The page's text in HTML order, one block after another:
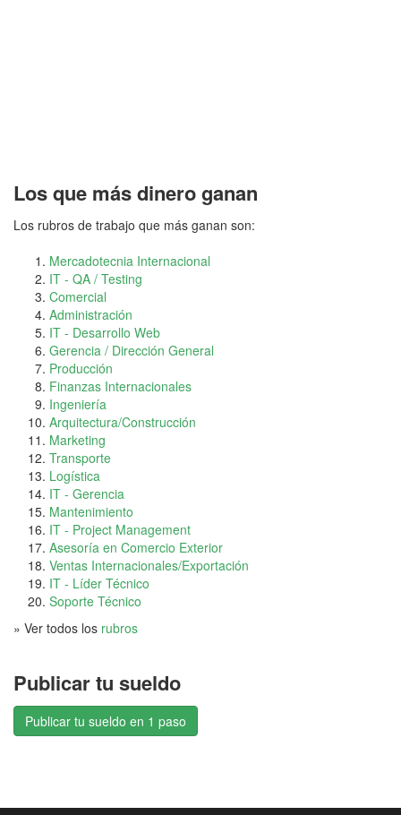
Los que más dinero ganan
Los rubros de trabajo que más ganan son:
Mercadotecnia Internacional
IT - QA / Testing
Comercial
Administración
IT - Desarrollo Web
Gerencia / Dirección General
Producción
Finanzas Internacionales
Ingeniería
Arquitectura/Construcción
Marketing
Transporte
Logística
IT - Gerencia
Mantenimiento
IT - Project Management
Asesoría en Comercio Exterior
Ventas Internacionales/Exportación
IT - Líder Técnico
Soporte Técnico
» Ver todos los rubros
Publicar tu sueldo
Publicar tu sueldo en 1 paso